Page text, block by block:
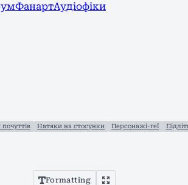
ФанартАудіофіки
Натяки на стосунки Персонажі-геї
Formatting